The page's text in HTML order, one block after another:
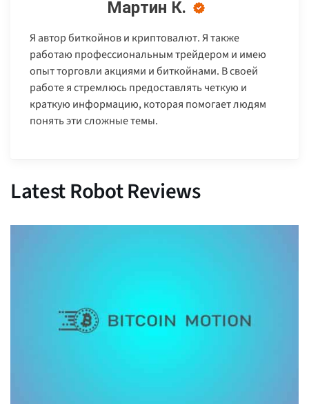
Мартин К.
Я автор биткойнов и криптовалют. Я также
работаю профессиональным трейдером и имею
опыт торговли акциями и биткойнами. В своей
работе я стремлюсь предоставлять четкую и
краткую информацию, которая помогает людям
понять эти сложные темы.
Latest Robot Reviews